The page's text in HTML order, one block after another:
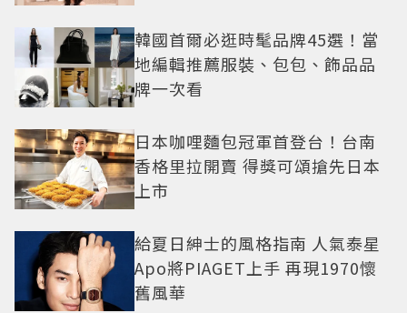
韓國首爾必逛時髦品牌45選！當
地編輯推薦服裝、包包、飾品品
牌一次看
日本咖哩麵包冠軍首登台！台南
香格里拉開賣 得獎可頌搶先日本
上市
給夏日紳士的風格指南 人氣泰星
Apo將PIAGET上手 再現1970懷
舊風華